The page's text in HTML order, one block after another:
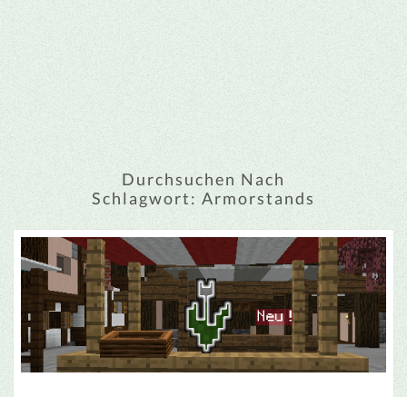
Durchsuchen Nach
Schlagwort: Armorstands